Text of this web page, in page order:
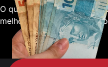
O que está esperando para
melhor sobre como